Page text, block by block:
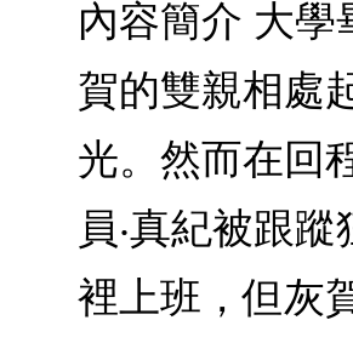
內容簡介 大
賀的雙親相處
光。然而在回
員‧真紀被跟
裡上班，但灰